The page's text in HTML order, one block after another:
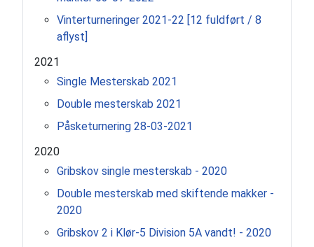
Vinterturneringer 2021-22 [12 fuldført / 8
aflyst]
2021
Single Mesterskab 2021
Double mesterskab 2021
Påsketurnering 28-03-2021
2020
Gribskov single mesterskab - 2020
Double mesterskab med skiftende makker -
2020
Gribskov 2 i Klør-5 Division 5A vandt! - 2020